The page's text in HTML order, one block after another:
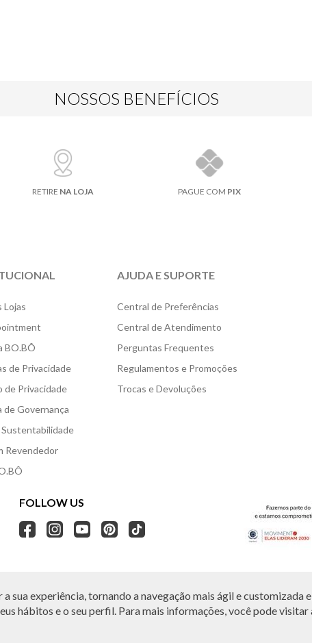
experiência, tornando a navegação mais ágil e customizada
hábitos e o seu perfil. Para mais informações, você pode visitar
NOSSOS BENEFÍCIOS
RETIRE NA LOJA PAGUE COM PIX
Lojas
BO.BÔ
de Privacidade
de Privacidade
de Governança
Sustentabilidade
Revendedor
AJUDA E SUPORTE
Central de Preferências
Central de Atendimento
Perguntas Frequentes
Regulamentos e Promoções
Trocas e Devoluções
FOLLOW US
se no direito de corrigir ou alterar informações como: preços, promoções e
Em caso de dúvidas:
0800 440 2222.
de Atendimento: das 8h às 20h de segunda a sábado, exceto feriados.